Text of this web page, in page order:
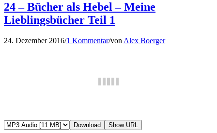
24 – Bücher als Hebel – Meine
Lieblingsbücher Teil 1
24. Dezember 2016/1 Kommentar/von Alex Boerger
Download Show URL